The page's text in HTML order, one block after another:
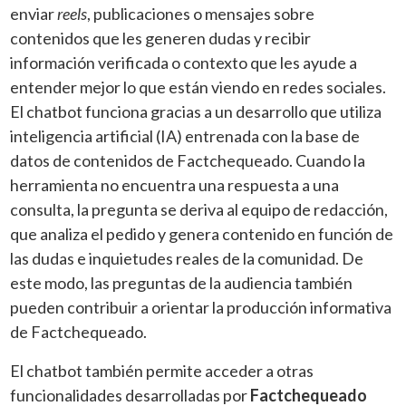
enviarreels, publicaciones o mensajes sobre
contenidos que les generen dudas y recibir
información verificada o contexto que les ayude a
entender mejor lo que están viendo en redes sociales.
El chatbot funciona gracias a un desarrollo que utiliza
inteligencia artificial (IA) entrenada con la base de
datos de contenidos de Factchequeado. Cuando la
herramienta no encuentra una respuesta a una
consulta, la pregunta se deriva al equipo de redacción,
que analiza el pedido y genera contenido en función de
las dudas e inquietudes reales de la comunidad. De
este modo, las preguntas de la audiencia también
pueden contribuir a orientar la producción informativa
de Factchequeado.
El chatbot también permite acceder a otras
funcionalidades desarrolladas porFactchequeado